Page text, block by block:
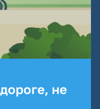
не